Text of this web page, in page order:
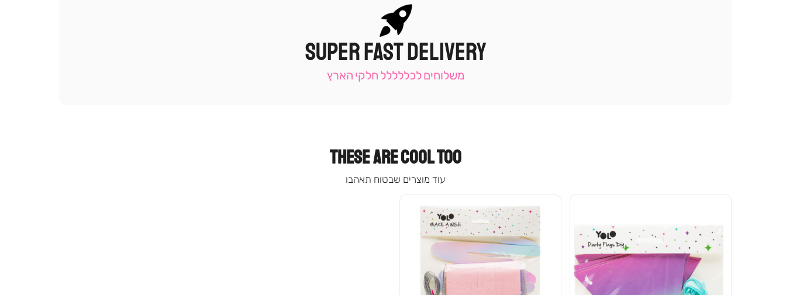
|
תומכי
-
SUPER FAST DELIVERY
משלוחים לכללללל חלקי הארץ
THESE ARE COOL TOO
עוד מוצרים שבטוח תאהבו